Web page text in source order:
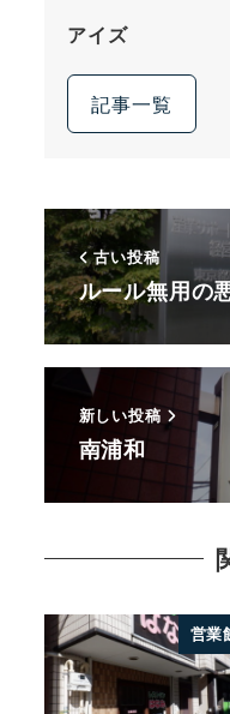
アイズ
記事一覧
古い投稿
ルール無用の
新しい投稿
南浦和
営業